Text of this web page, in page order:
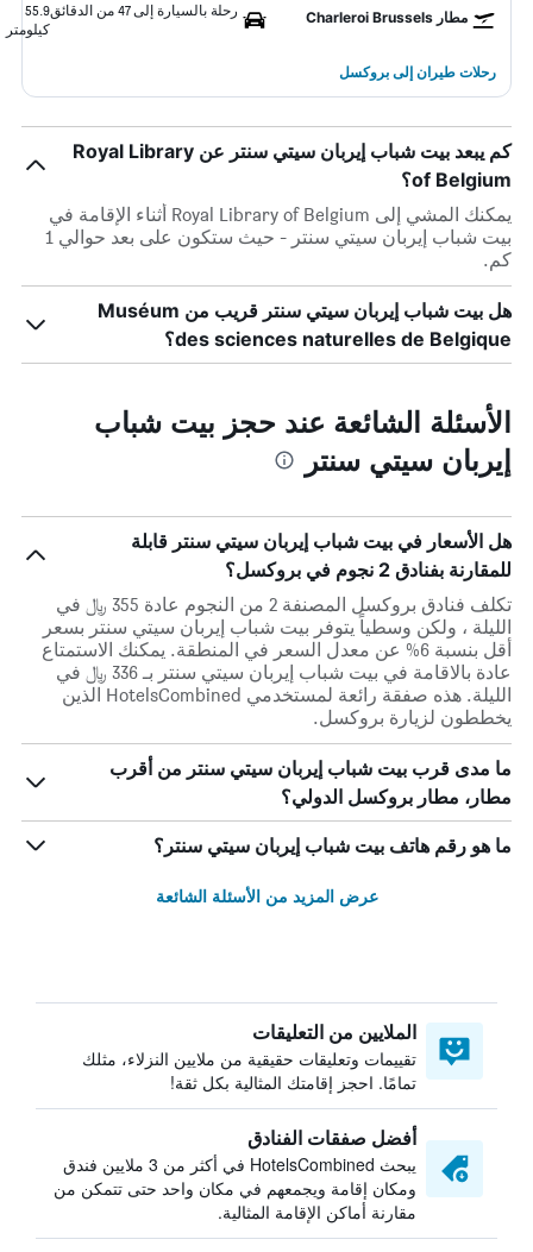
مطار Charleroi Brussels رحلة بالسيارة إلى 47 من الدقائق
55.9
كيلومتر
رحلات طيران إلى بروكسل
كم يبعد بيت شباب إيربان سيتي سنتر عن Royal Library
of Belgium؟
يمكنك المشي إلى Royal Library of Belgium أثناء الإقامة في
بيت شباب إيربان سيتي سنتر - حيث ستكون على بعد حوالي 1
كم.
هل بيت شباب إيربان سيتي سنتر قريب من Muséum
des sciences naturelles de Belgique؟
الأسئلة الشائعة عند حجز بيت شباب
إيربان سيتي سنتر
هل الأسعار في بيت شباب إيربان سيتي سنتر قابلة
للمقارنة بفنادق 2 نجوم في بروكسل؟
تكلف فنادق بروكسل المصنفة 2 من النجوم عادة 355 ﷼ في
الليلة ، ولكن وسطياً يتوفر بيت شباب إيربان سيتي سنتر بسعر
أقل بنسبة 6% عن معدل السعر في المنطقة. يمكنك الاستمتاع
عادة بالاقامة في بيت شباب إيربان سيتي سنتر بـ 336 ﷼ في
الليلة. هذه صفقة رائعة لمستخدمي HotelsCombined الذين
يخططون لزيارة بروكسل.
ما مدى قرب بيت شباب إيربان سيتي سنتر من أقرب
مطار، مطار بروكسل الدولي؟
ما هو رقم هاتف بيت شباب إيربان سيتي سنتر؟
عرض المزيد من الأسئلة الشائعة
الملايين من التعليقات
تقييمات وتعليقات حقيقية من ملايين النزلاء، مثلك
تمامًا. احجز إقامتك المثالية بكل ثقة!
أفضل صفقات الفنادق
يبحث HotelsCombined في أكثر من 3 ملايين فندق
ومكان إقامة ويجمعهم في مكان واحد حتى تتمكن من
مقارنة أماكن الإقامة المثالية.